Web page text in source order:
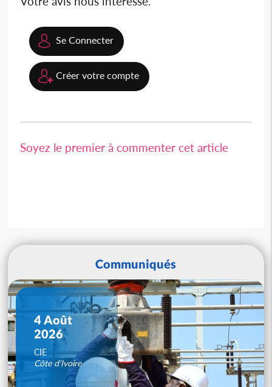
Se Connecter
Créer votre compte
Soyez le premier à commenter cet article
Communiqués
4 Août
2026
CIE
Côte d'Ivoire